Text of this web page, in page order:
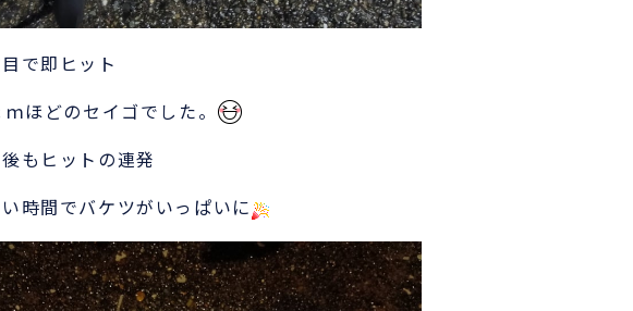
で即ヒット
ほどのセイゴでした。
もヒットの連発
時間でバケツがいっぱいに